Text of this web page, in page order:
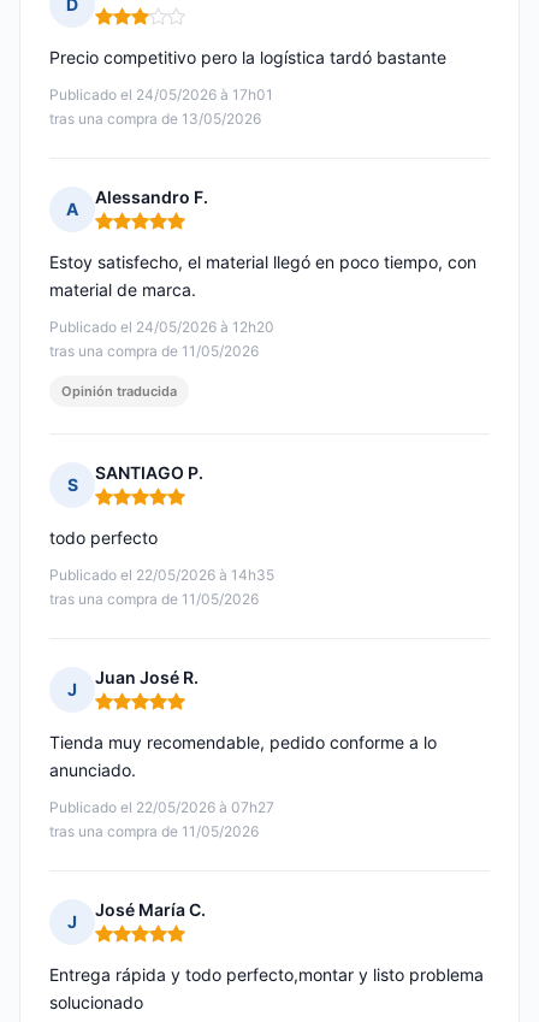
D
Nota: 3 de 5
Publicado el 24/05/2026 à 17h01
tras una compra de 13/05/2026
Precio competitivo pero la logística tardó bastante
A
Alessandro F.
Nota: 5 de 5
Publicado el 24/05/2026 à 12h20
tras una compra de 11/05/2026
Estoy satisfecho, el material llegó en poco tiempo, con
material de marca.
Opinión traducida
S
SANTIAGO P.
Nota: 5 de 5
Publicado el 22/05/2026 à 14h35
tras una compra de 11/05/2026
todo perfecto
J
Juan José R.
Nota: 5 de 5
Publicado el 22/05/2026 à 07h27
tras una compra de 11/05/2026
Tienda muy recomendable, pedido conforme a lo
anunciado.
J
José María C.
Nota: 5 de 5
Entrega rápida y todo perfecto,montar y listo problema
solucionado